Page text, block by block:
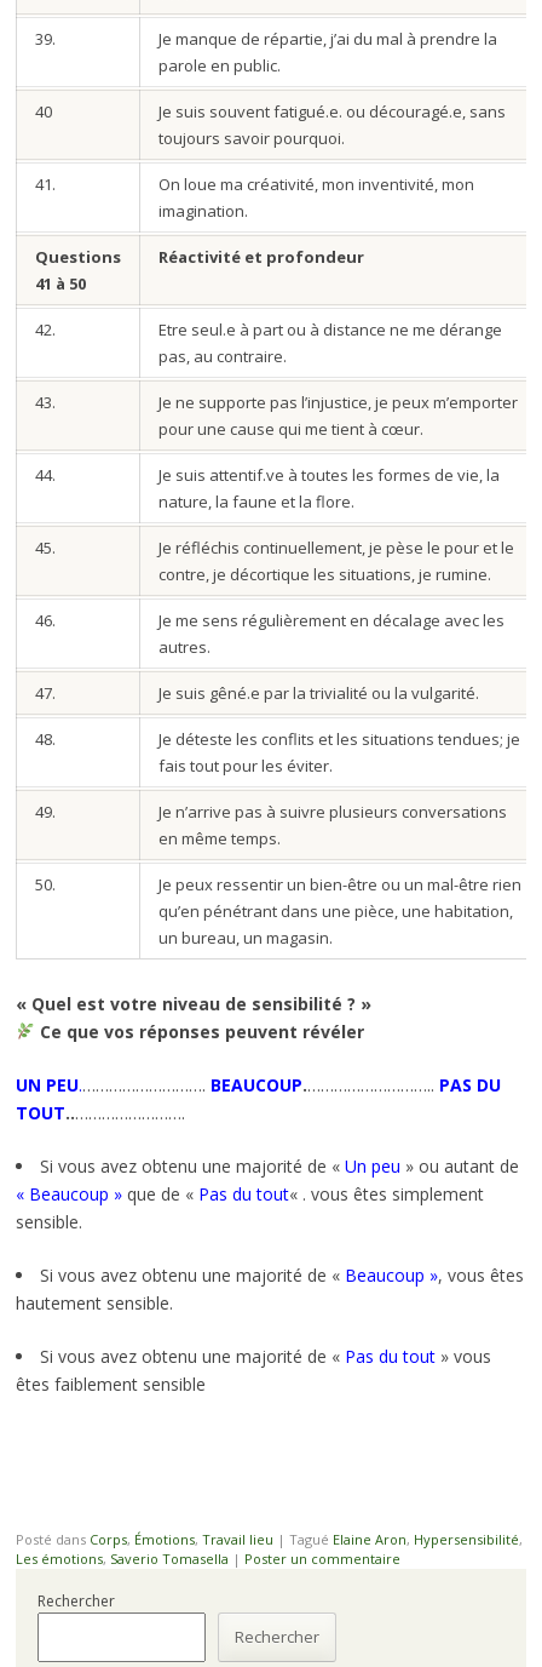
39.
Je manque de répartie, j’ai du mal à prendre la
parole en public.
40
Je suis souvent fatigué.e. ou découragé.e, sans
toujours savoir pourquoi.
41.
On loue ma créativité, mon inventivité, mon
imagination.
Questions
41 à 50
Réactivité et profondeur
42.
Etre seul.e à part ou à distance ne me dérange
pas, au contraire.
43.
Je ne supporte pas l’injustice, je peux m’emporter
pour une cause qui me tient à cœur.
44.
Je suis attentif.ve à toutes les formes de vie, la
nature, la faune et la flore.
45.
Je réfléchis continuellement, je pèse le pour et le
contre, je décortique les situations, je rumine.
46.
Je me sens régulièrement en décalage avec les
autres.
47. Je suis gêné.e par la trivialité ou la vulgarité.
48.
Je déteste les conflits et les situations tendues; je
fais tout pour les éviter.
49.
Je n’arrive pas à suivre plusieurs conversations
en même temps.
50.
Je peux ressentir un bien-être ou un mal-être rien
qu’en pénétrant dans une pièce, une habitation,
un bureau, un magasin.
« Quel est votre niveau de sensibilité ? »
Ce que vos réponses peuvent révéler
UN PEU.………………………. BEAUCOUP.……………………….. PAS DU
TOUT..…………………….
Si vous avez obtenu une majorité de « Un peu » ou autant de
« Beaucoup »que de « Pas du tout« . vous êtes simplement
sensible.
Si vous avez obtenu une majorité de « Beaucoup », vous êtes
hautement sensible.
Si vous avez obtenu une majorité de « Pas du tout» vous
êtes faiblement sensible
Posté dans Corps, Émotions, Travail lieu | Tagué Elaine Aron, Hypersensibilité,
Les émotions, Saverio Tomasella | Poster un commentaire
Rechercher
Rechercher